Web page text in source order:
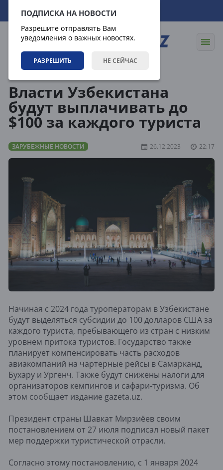
ПОДПИСКА НА НОВОСТИ
Разрешите отправлять Вам
уведомления о важных новостях.
РАЗРЕШИТЬ НЕ СЕЙЧАС
06.08.2026 09:57:31
Власти Узбекистана
будут выплачивать до
$100 за каждого туриста
ЗАРУБЕЖНЫЕ НОВОСТИ 26.12.2023 22:17
Начиная с 2024 года туроператорам в Узбекистане
будут выделяться субсидии до 100 долларов США за
каждого туриста, пребывающего из стран с низким
уровнем притока туристов. Государство также
планирует компенсировать часть расходов
авиакомпаний на чартерные рейсы в Самарканд,
Бухару и Ургенч. Также будут снижены налоги для
организаторов кемпингов и сафари-туризма. Об
этом сообщает издание gazeta.uz.
Президент страны Шавкат Мирзиёев своим
постановлением от 27 июля подписал новый пакет
мер поддержки туристической отрасли.
Согласно этому постановлению, с 1 января 2024